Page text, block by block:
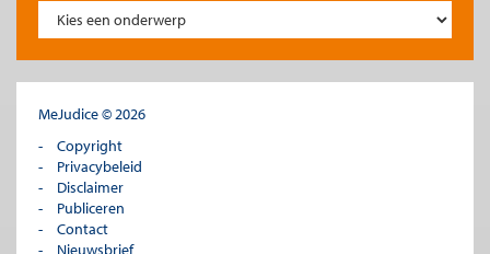
MeJudice © 2026
Copyright
Privacybeleid
Disclaimer
Publiceren
Contact
Nieuwsbrief